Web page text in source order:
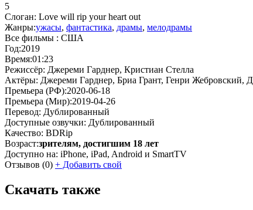
5
Слоган: Love will rip your heart out
Жанры:ужасы, фантастика, драмы, мелодрамы
Все фильмы : США
Год:2019
Время:01:23
Режиссёр: Джереми Гарднер, Кристиан Стелла
Актёры: Джереми Гарднер, Бриа Грант, Генри Жебровский,
Премьера (РФ):2020-06-18
Премьера (Мир):2019-04-26
Перевод: Дублированный
Доступные озвучки: Дублированный
Качество: BDRip
Возраст:зрителям, достигшим 18 лет
Доступно на: iPhone, iPad, Android и SmartTV
Отзывов (0) + Добавить свой
Скачать также